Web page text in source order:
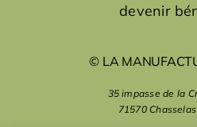
devenir
© LA
35 impasse de la
71570